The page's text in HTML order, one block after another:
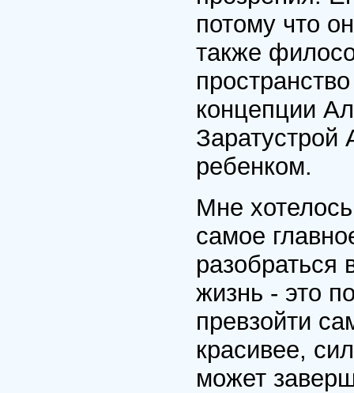
потому что
также
концепции
ребенком.
Мне
самое
разобраться
жизнь - это
превзойти
красивее,
может